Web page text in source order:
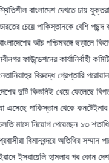
দেখতে চায় যুক্তরাষ্ট্র ও
পাকিস্তানকে বেশি পছন্দ করে
আঁচ পশ্চিমবঙ্গে ছড়ালে বিহারও বাদ
কার্যানির্বাহী কমিটির জরুরি
বিরুদ্ধে গ্রেপ্তারি পরোয়ানা জারি
খেয়ে ফেলেছে বিগত সরকার:
থেকে কনটেইনার জাহাজে
পেয়েছেন ১৩ শতাধিক
অতিথির সম্মান পাবেন:
হামলার পর কোন দেশ কী